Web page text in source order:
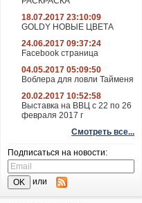
18.07.2017 23:10:09
GOLDY НОВЫЕ ЦВЕТА
24.06.2017 09:37:24
Facebook страница
04.05.2017 05:09:50
Воблера для ловли Тайменя
20.02.2017 10:52:58
Выставка на ВВЦ с 22 по 26
февраля 2017 г
Смотреть все...
Подписаться на новости:
или